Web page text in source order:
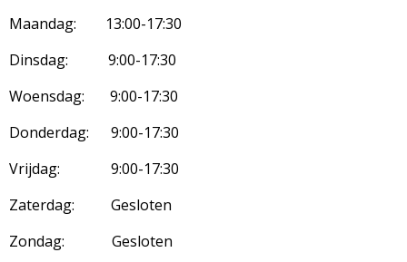
Maandag: 13:00-17:30
Dinsdag: 9:00-17:30
Woensdag: 9:00-17:30
Donderdag: 9:00-17:30
Vrijdag: 9:00-17:30
Zaterdag: Gesloten
Zondag: Gesloten